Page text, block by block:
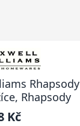
Rhapsody
Rhapsody
Kč